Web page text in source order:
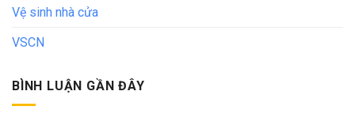
Vệ sinh nhà cửa
VSCN
BÌNH LUẬN GẦN ĐÂY